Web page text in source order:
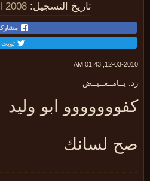
تاريخ التسجيل: Jul 2008
مشاركة
تويت
12-03-2010,
يــامــعــيــض
ابو وليد
لسانك